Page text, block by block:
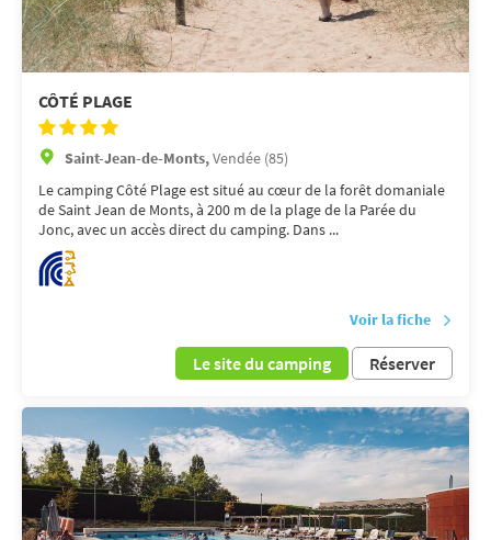
CÔTÉ PLAGE
Saint-Jean-de-Monts,Vendée (85)
Le camping Côté Plage est situé au cœur de la forêt domaniale
de Saint Jean de Monts, à 200 m de la plage de la Parée du
Jonc, avec un accès direct du camping. Dans ...
Voir la fiche
Le site du camping Réserver